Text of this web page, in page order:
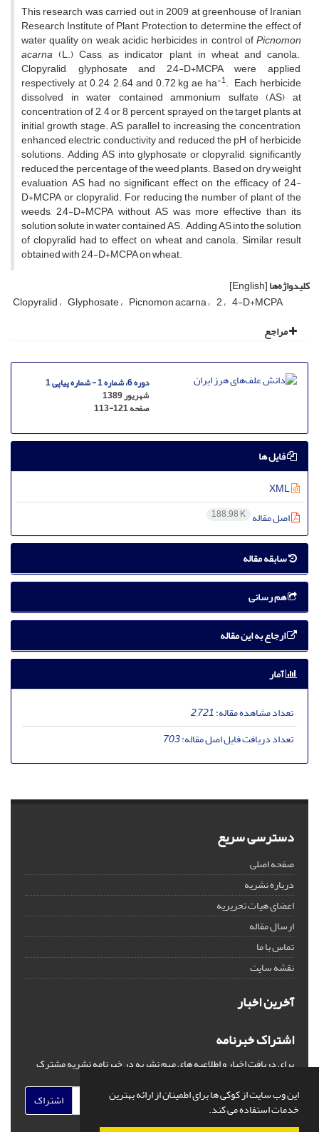
این وب سایت از کوکی ها برای اطمینان از ارائه بهترین
خدمات استفاده می کند.
This research was carried out in 2009 at greenhouse of Iranian
Research Institute of Plant Protection to determine the effect of
water quality on weak acidic herbicides in control ofPicnomon
acarna(L.) Cass, as indicator plant, in wheat and canola.
Clopyralid, glyphosate and 2,4-D+MCPA were applied,
respectively, at 0.24, 2.64 and 0.72 kg ae ha-1. Each herbicide
dissolved in water contained ammonium sulfate (AS) at
concentration of 2, 4 or 8 percent, sprayed on the target plants at
initial growth stage. AS, parallel to increasing the concentration,
enhanced electric conductivity and reduced the pH of herbicide
solutions. Adding AS into glyphosate or clopyralid, significantly
reduced the percentage of the weed plants. Based on dry weight
evaluation, AS had no significant effect on the efficacy of 2,4-
D+MCPA or clopyralid. For reducing the number of plant of the
weeds, 2,4-D+MCPA without AS was more effective than its
solution solute in water contained AS. Adding AS into the solution
of clopyralid had to effect on wheat and canola. Similar result
obtained with 2,4-D+MCPA on wheat.
کلیدواژه‌ها[English]
Clopyralid Glyphosate Picnomon acarna 2 4-D+MCPA
مراجع
دوره 6، شماره 1 - شماره پیاپی 1
شهریور 1389
صفحه113-121
فایل ها
اصل مقاله 188.98 K
سابقه مقاله
هم رسانی
ارجاع به این مقاله
آمار
تعداد مشاهده مقاله:2,721
تعداد دریافت فایل اصل مقاله:703
دسترسی سریع
صفحه اصلی
درباره نشریه
اعضای هیات تحریریه
ارسال مقاله
تماس با ما
نقشه سایت
آخرین اخبار
اشتراک خبرنامه
برای دریافت اخبار و اطلاعیه های مهم نشریه در خبرنامه نشریه مشترک
اشتراک